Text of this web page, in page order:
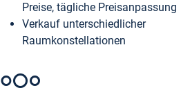
Preise, tägliche Preisanpassung
Verkauf unterschiedlicher
Raumkonstellationen